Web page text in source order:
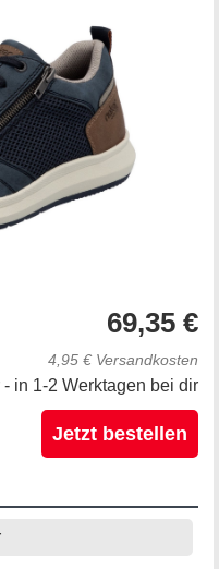
69,35 €
4,95 € Versandkosten
- in 1-2 Werktagen bei dir
Jetzt bestellen